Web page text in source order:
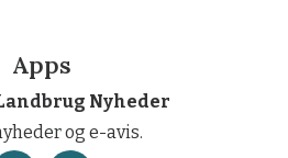
Apps
Nyheder
og e-avis.